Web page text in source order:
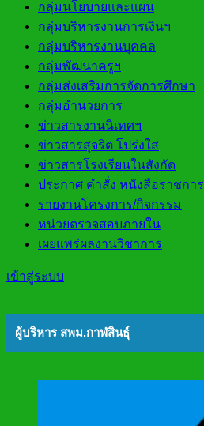
กลุ่มนโยบายและแผน
กลุ่มบริหารงานการเงินฯ
กลุ่มบริหารงานบุคคล
กลุ่มพัฒนาครูฯ
กลุ่มส่งเสริมการจัดการศึกษา
กลุ่มอำนวยการ
ข่าวสารงานนิเทศฯ
ข่าวสารสุจริต โปร่งใส
ข่าวสารโรงเรียนในสังกัด
ประกาศ คำสั่ง หนังสือราชการ
รายงานโครงการ/กิจกรรม
หน่วยตรวจสอบภายใน
เผยแพร่ผลงานวิชาการ
เข้าสู่ระบบ
ผู้บริหาร สพม.กาฬสินธุ์